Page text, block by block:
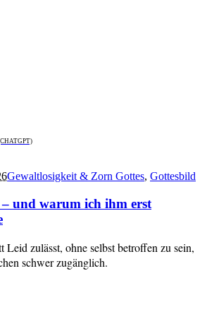
Gewaltlosigkeit & Zorn Gottes, Gottesbild
und warum ich ihm erst
Leid zulässt, ohne selbst betroffen zu sein,
schwer zugänglich.